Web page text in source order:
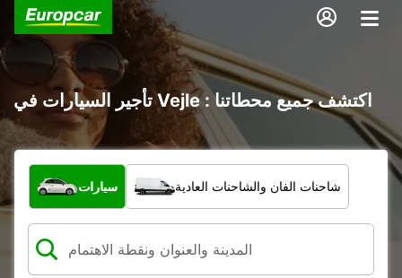
تأجير السيارات في Vejle : اكتشف جميع محطاتنا
ما نوع المركبة؟
سيارات شاحنات الفان والشاحنات العادية